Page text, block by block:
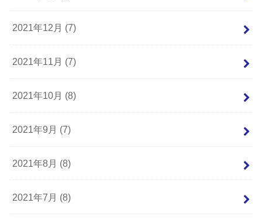
2021年12月 (7)
2021年11月 (7)
2021年10月 (8)
2021年9月 (7)
2021年8月 (8)
2021年7月 (8)